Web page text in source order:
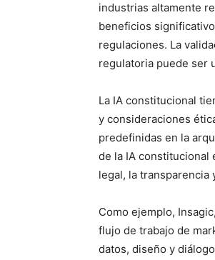
industrias altamente
beneficios
regulaciones. La
regulatoria puede ser
La IA constitucional
y consideraciones
predefinidas en la
de la IA constitucional
legal, la transparencia
Como ejemplo,
flujo de trabajo de
datos, diseño y